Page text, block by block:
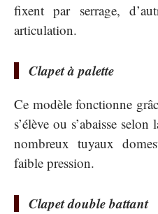
fixent par serrage,
articulation.
Clapet à palette
Ce modèle fonctionne
s’élève ou s’abaisse
nombreux tuyaux
faible pression.
Clapet double battant